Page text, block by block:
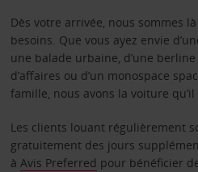
Dès votre arrivée, nous sommes
besoins. Que vous ayez envie
une balade urbaine, d’une
d’affaires ou d’un monospace
famille, nous avons la voiture qu’il
Les clients louant régulièrement
gratuitement des jours
à Avis Preferred pour bénéficier